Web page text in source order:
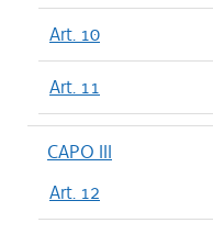
Art. 10
Art. 11
CAPO III
Art. 12